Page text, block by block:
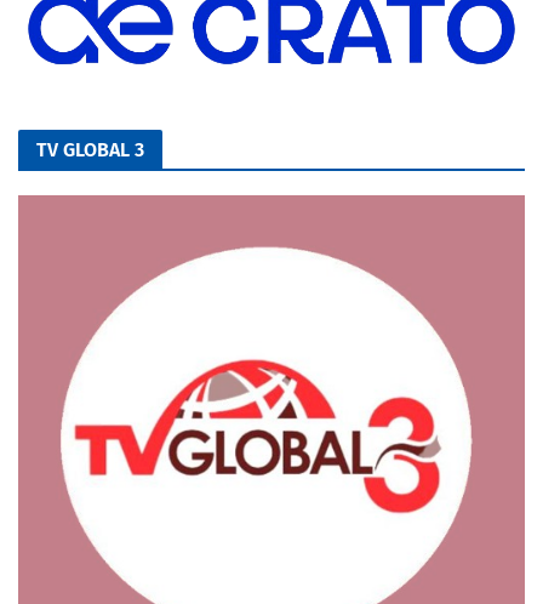
TV GLOBAL 3